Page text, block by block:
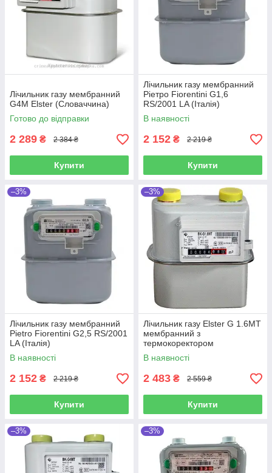
Лічильник газу мембранний
G4М Elster (Словаччина)
Готово до відправки
2 289 ₴ 2 384 ₴
Купити
Лічильник газу мембранний
Pieтро Fiorentini G1,6
RS/2001 LA (Італія)
В наявності
2 152 ₴ 2 219 ₴
Купити
–3%
Лічильник газу мембранний
Pietro Fiorentini G2,5 RS/2001
LA (Італія)
В наявності
2 152 ₴ 2 219 ₴
Купити
–3%
Лічильник газу Elster G 1.6МT
мембранний з
термокоректором
(Словаччина)
В наявності
2 483 ₴ 2 559 ₴
Купити
–3% –3%